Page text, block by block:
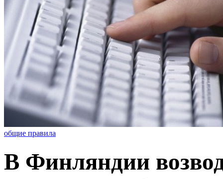
общие правила
В Финляндии